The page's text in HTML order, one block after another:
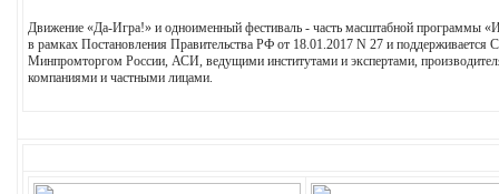
Движение «Да-Игра!» и одноименный фестиваль - часть масштабной программы
в рамках Постановления Правительства РФ от 18.01.2017 N 27 и
Минпромторгом России, АСИ, ведущими институтами и экспертами,
компаниями и частными лицами.